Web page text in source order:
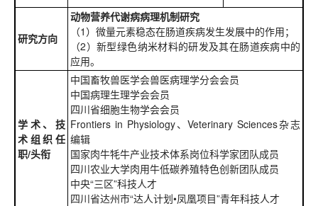
研究方向
动物营养代谢病病理机制研究
（1）微量元素稳态在肠道疾病发生发展中的作用；
（2）新型绿色纳米材料的研发及其在肠道疾病中的
应用。
学术、技
术组织任
职/头衔
中国畜牧兽医学会兽医病理学分会会员
中国病理生理学会会员
四川省细胞生物学会会员
Frontiers in Physiology、Veterinary Sciences杂志
编辑
国家肉牛牦牛产业技术体系岗位科学家团队成员
四川农业大学肉用牛低碳养殖特色创新团队成员
中央“三区”科技人才
四川省达州市“达人计划•凤凰项目”青年科技人才